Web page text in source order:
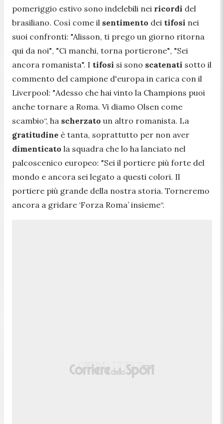
pomeriggio estivo sono indelebili nei ricordi del
brasiliano. Così come il sentimento dei tifosi nei
suoi confronti: "Alisson, ti prego un giorno ritorna
qui da noi", "Ci manchi, torna portierone", "Sei
ancora romanista". I tifosi si sono scatenati sotto il
commento del campione d'europa in carica con il
Liverpool: "Adesso che hai vinto la Champions puoi
anche tornare a Roma. Vi diamo Olsen come
scambio“, ha scherzato un altro romanista. La
gratitudine è tanta, soprattutto per non aver
dimenticato la squadra che lo ha lanciato nel
palcoscenico europeo: "Sei il portiere più forte del
mondo e ancora sei legato a questi colori. Il
portiere più grande della nostra storia. Torneremo
ancora a gridare ‘Forza Roma’ insieme“.